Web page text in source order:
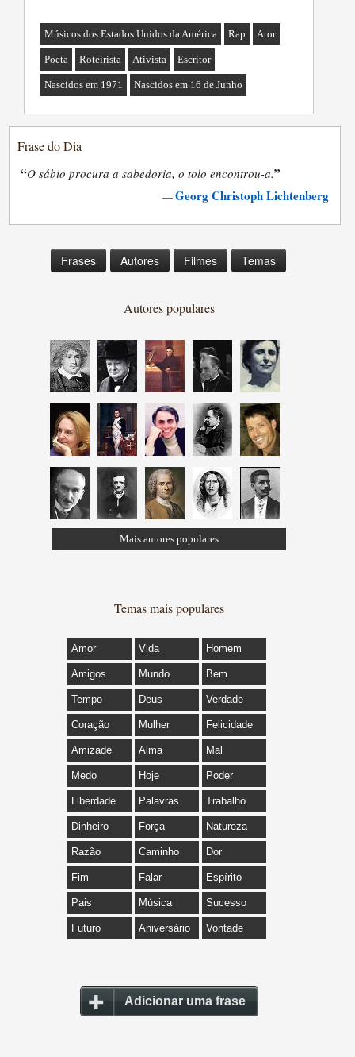
Músicos dos Estados Unidos da América Rap Ator
Poeta Roteirista Ativista Escritor
Nascidos em 1971 Nascidos em 16 de Junho
Frase do Dia
“O sábio procura a sabedoria, o tolo encontrou-a.”
—Georg Christoph Lichtenberg
Frases Autores Filmes Temas
Autores populares
Mais autores populares
Temas mais populares
Amor Vida Homem
Amigos Mundo Bem
Tempo Deus Verdade
Coração Mulher Felicidade
Amizade Alma Mal
Medo Hoje Poder
Liberdade Palavras Trabalho
Dinheiro Força Natureza
Razão Caminho Dor
Fim Falar Espírito
Pais Música Sucesso
Futuro Aniversário Vontade
Adicionar uma frase